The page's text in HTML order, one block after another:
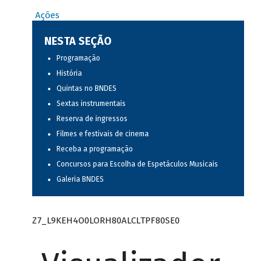
Ações
NESTA SEÇÃO
Programação
História
Quintas no BNDES
Sextas instrumentais
Reserva de ingressos
Filmes e festivais de cinema
Receba a programação
Concursos para Escolha de Espetáculos Musicais
Galeria BNDES
Z7_L9KEH4O0LORH80ALCLTPF80SE0